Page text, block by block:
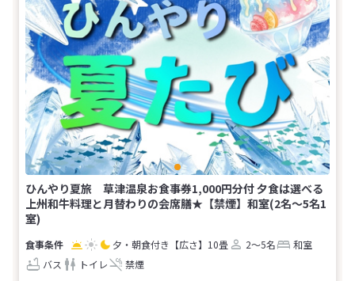
ひんやり夏旅 草津温泉お食事券1,000円分付 夕食は選べる
上州和牛料理と月替わりの会席膳★【禁煙】和室(2名～5名1
室)
夕・朝食付き 【広さ】10畳 2～5名
和室
バス
トイレ 禁煙